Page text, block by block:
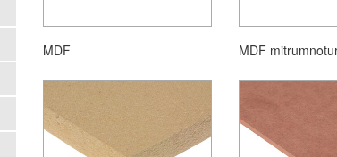
MDF MDF